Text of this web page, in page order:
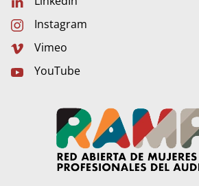
Instagram
Vimeo
YouTube